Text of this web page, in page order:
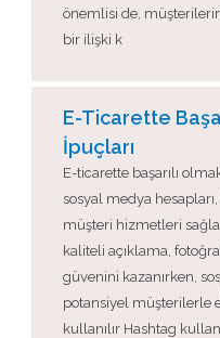
önemlisi de,
bir ilişki k
E-Ticarette
İpuçları
E-ticarette başarılı
sosyal medya
müşteri hizmetleri
kaliteli açıklama,
güvenini kazanırken,
potansiyel müşterilerle
kullanılır Hashtag